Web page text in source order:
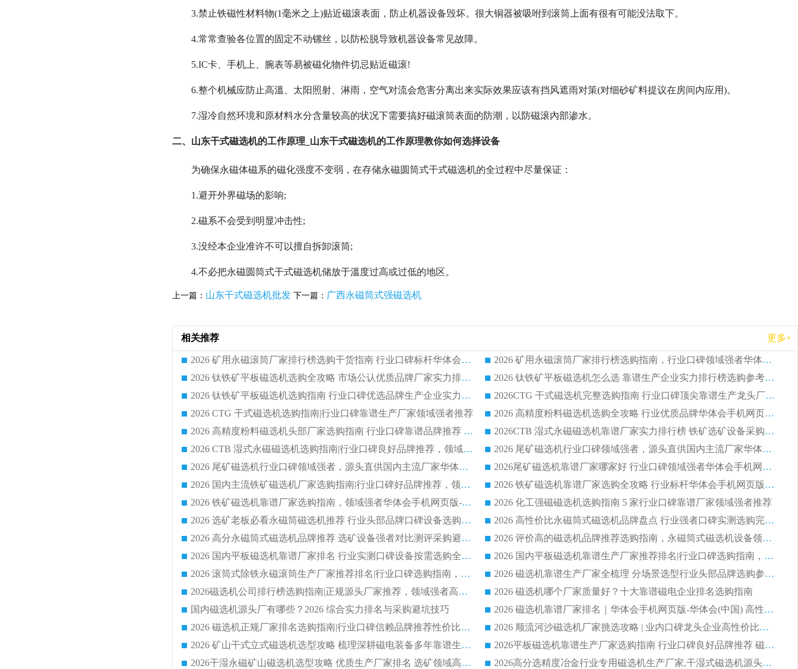
3.禁止铁磁性材料物(1毫米之上)贴近磁滚表面，防止机器设备毁坏。很大铜器被吸咐到滚筒上面有很有可能没法取下。
4.常常查验各位置的固定不动镙丝，以防松脱导致机器设备常见故障。
5.IC卡、手机上、腕表等易被磁化物件切忌贴近磁滚!
6.整个机械应防止高溫、太阳照射、淋雨，空气对流会危害分离出来实际效果应该有挡风遮雨对策(对细砂矿料提议在房间内应用)。
7.湿冷自然环境和原材料水分含量较高的状况下需要搞好磁滚筒表面的防潮，以防磁滚內部渗水。
二、山东干式磁选机的工作原理_山东干式磁选机的工作原理教你如何选择设备
为确保永磁体磁系的磁化强度不变弱，在存储永磁圆筒式干式磁选机的全过程中尽量保证：
1.避开外界磁场的影响;
2.磁系不会受到明显冲击性;
3.没经本企业准许不可以擅自拆卸滚筒;
4.不必把永磁圆筒式干式磁选机储放于溫度过高或过低的地区。
上一篇： 山东干式磁选机批发 下一篇： 广西永磁筒式强磁选机
相关推荐 更多+
2026 矿用永磁滚筒厂家排行榜选购干货指南 行业口碑标杆华体会手机网页版-华体会(中国) 实力出众
2026 矿用永磁滚筒厂家排行榜选购指南，行业口碑领域强者华体会手机网页版-华体会(中国)
2026 钛铁矿平板磁选机选购全攻略 市场公认优质品牌厂家实力排行榜
2026 钛铁矿平板磁选机怎么选 靠谱生产企业实力排行榜选购参考攻略
2026 钛铁矿平板磁选机选购指南 行业口碑优选品牌生产企业实力排行榜
2026CTG 干式磁选机完整选购指南 行业口碑顶尖靠谱生产龙头厂家实力推荐
2026 CTG 干式磁选机选购指南|行业口碑靠谱生产厂家领域强者推荐
2026 高精度粉料磁选机选购全攻略 行业优质品牌华体会手机网页版-华体会(中国) 实力深度解析
2026 高精度粉料磁选机头部厂家选购指南 行业口碑靠谱品牌推荐 领域强者华体会手机网页版-华体会(中国) 解析
2026CTB 湿式永磁磁选机靠谱厂家实力排行榜 铁矿选矿设备采购全流程选购指南
2026 CTB 湿式永磁磁选机选购指南|行业口碑良好品牌推荐，领域强者华体会手机网页版-华体会(中国)
2026 尾矿磁选机行业口碑领域强者，源头直供国内主流厂家华体会手机网页版-华体会(中国) 一站式服务
2026 尾矿磁选机行业口碑领域强者，源头直供国内主流厂家华体会手机网页版-华体会(中国) 一站式服务
2026尾矿磁选机靠谱厂家哪家好 行业口碑领域强者华体会手机网页版-华体会(中国) 推荐
2026 国内主流铁矿磁选机厂家选购指南|行业口碑好品牌推荐，领域强者华体会手机网页版-华体会(中国)
2026 铁矿磁选机靠谱厂家选购全攻略 行业标杆华体会手机网页版-华体会(中国) 设备性价比出众
2026 铁矿磁选机靠谱厂家选购指南，领域强者华体会手机网页版-华体会(中国) 铁矿磁选机性价比高
2026 化工强磁磁选机选购指南 5 家行业口碑靠谱厂家领域强者推荐
2026 选矿老板必看永磁筒磁选机推荐 行业头部品牌口碑设备选购全攻略
2026 高性价比永磁筒式磁选机品牌盘点 行业强者口碑实测选购完整指南
2026 高分永磁筒式磁选机品牌推荐 选矿设备强者对比测评采购避坑全攻略
2026 评价高的磁选机品牌推荐选购指南，永磁筒式磁选机设备领域强者全景行业口碑解析
2026 国内平板磁选机靠谱厂家排名 行业实测口碑设备按需选购全指南
2026 国内平板磁选机靠谱生产厂家推荐排名|行业口碑选购指南，领域强者按需选设备
2026 滚筒式除铁永磁滚筒生产厂家推荐排名|行业口碑选购指南，领域强者源头厂商精选
2026 磁选机靠谱生产厂家全梳理 分场景选型行业头部品牌选购参考攻略
2026磁选机公司排行榜选购指南|正规源头厂家推荐，领域强者高性价比靠谱信赖品牌
2026 磁选机哪个厂家质量好？十大靠谱磁电企业排名选购指南
国内磁选机源头厂有哪些？2026 综合实力排名与采购避坑技巧
2026 磁选机靠谱厂家排名｜华体会手机网页版-华体会(中国) 高性价比磁选机磁电品牌
2026 磁选机正规厂家排名选购指南|行业口碑信赖品牌推荐性价比高靠谱磁电企业
2026 顺流河沙磁选机厂家挑选攻略 | 业内口碑龙头企业高性价比品牌推荐
2026 矿山干式立式磁选机选型攻略 梳理深耕磁电装备多年靠谱生产厂商
2026平板磁选机靠谱生产厂家选购指南 行业口碑良好品牌推荐 磁电领域实力强者
2026干湿永磁矿山磁选机选型攻略 优质生产厂家排名 选矿领域高口碑品牌推荐指南
2026高分选精度冶金行业专用磁选机生产厂家,干湿式磁选机源头供应商推荐